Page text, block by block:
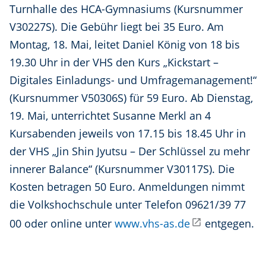
Turnhalle des HCA-Gymnasiums (Kursnummer
V30227S). Die Gebühr liegt bei 35 Euro. Am
Montag, 18. Mai, leitet Daniel König von 18 bis
19.30 Uhr in der VHS den Kurs „Kickstart –
Digitales Einladungs- und Umfragemanagement!“
(Kursnummer V50306S) für 59 Euro. Ab Dienstag,
19. Mai, unterrichtet Susanne Merkl an 4
Kursabenden jeweils von 17.15 bis 18.45 Uhr in
der VHS „Jin Shin Jyutsu – Der Schlüssel zu mehr
innerer Balance“ (Kursnummer V30117S). Die
Kosten betragen 50 Euro. Anmeldungen nimmt
die Volkshochschule unter Telefon 09621/39 77
00 oder online unter www.vhs-as.de entgegen.